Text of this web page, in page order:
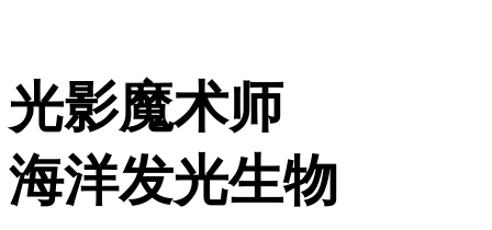
光影魔术师
海洋发光生物